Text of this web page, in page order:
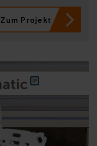
Zum Projekt